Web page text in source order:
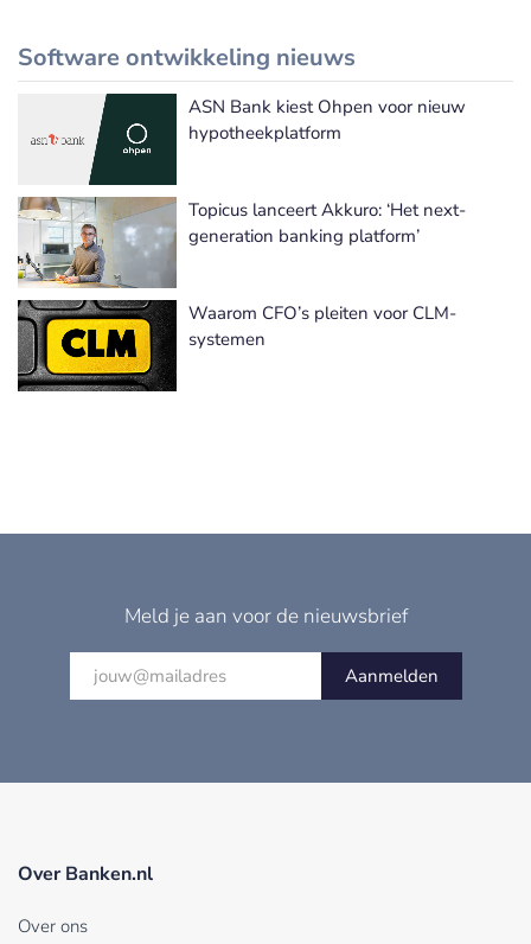
Software ontwikkeling nieuws
Meer Software ontwikkeling nieuws
ASN Bank kiest Ohpen voor nieuw
hypotheekplatform
Topicus lanceert Akkuro: ‘Het next-
generation banking platform’
Waarom CFO’s pleiten voor CLM-
systemen
Meld je aan voor de nieuwsbrief
Aanmelden
Over Banken.nl
Over ons